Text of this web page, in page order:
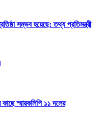
সম্ভব হয়েছে: তথ্য প্রতিমন্ত্রী
কাছে স্মারকলিপি ১১ দলের